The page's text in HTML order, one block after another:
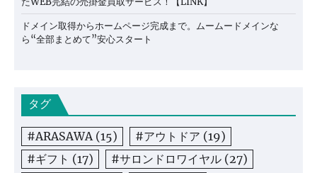
ドメイン取得からホームページ完成まで。ムームードメインな
ら“全部まとめて”安心スタート
タグ
#ARASAWA (15) #アウトドア (19)
#ギフト (17) #サロンドロワイヤル (27)